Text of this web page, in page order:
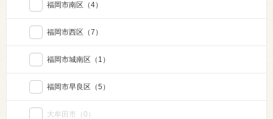
福岡市南区 （4）
福岡市西区 （7）
福岡市城南区 （1）
福岡市早良区 （5）
大牟田市 （0）